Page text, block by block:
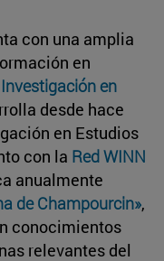
con una amplia
en
en
desde hace
en Estudios
con la Red WINN
anualmente
de Champourcin»,
conocimientos
relevantes del